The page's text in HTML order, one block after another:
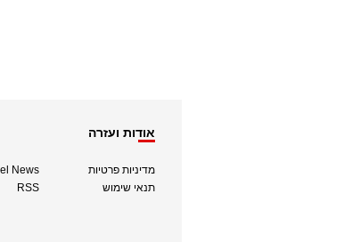
אודות ועזרה
מדיניות פרטיות
תנאי שימוש
News
RSS